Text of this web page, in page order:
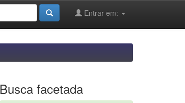
Entrar em:
Busca facetada